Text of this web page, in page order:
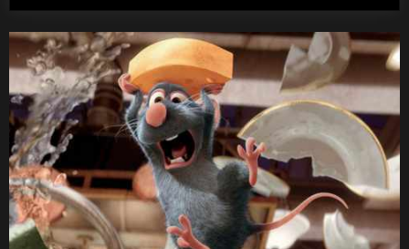
آرمیتی
و
نگه
داری
توجه
بر
آنها”